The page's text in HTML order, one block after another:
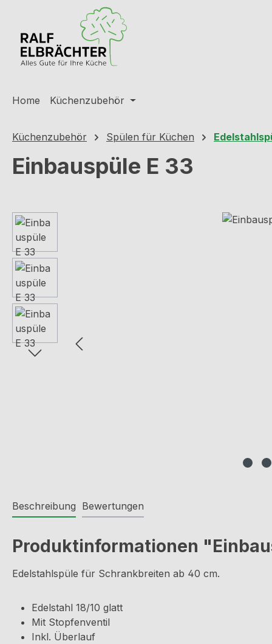
Hauptinhalt springen
Zur Suche springen
Zur Hauptnavigation springen
Home Küchenzubehör
Küchenzubehör Spülen für Küchen
Einbauspüle E 33
Bildergalerie überspringen
Beschreibung Bewertungen
Produktinformationen
Edelstahlspüle für Schrankbreiten ab 40 cm.
Edelstahl 18/10 glatt
Mit Stopfenventil
Inkl. Überlauf